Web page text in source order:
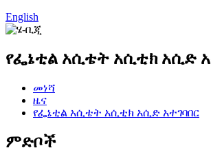
English
የፌኔቲል አሲቴት አሲቲክ አሲድ
መነሻ
ዜና
የፌኔቲል አሲቴት አሲቲክ አሲድ አተገባበር
ምድቦች